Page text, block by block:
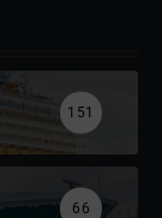
151
66